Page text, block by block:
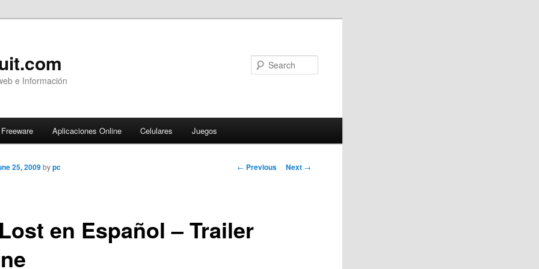
e Información
Freeware Aplicaciones Online Celulares Juegos
Post
← Previous Next →
en Español – Trailer
25, 2009 bypc